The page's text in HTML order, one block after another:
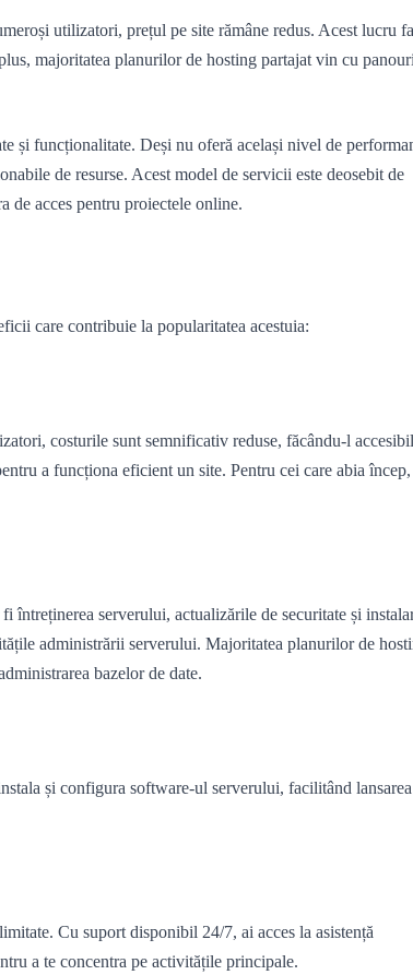
utilizatori, prețul pe site rămâne redus. Acest lucru
majoritatea planurilor de hosting partajat vin cu
și funcționalitate. Deși nu oferă același nivel de
de resurse. Acest model de servicii este deosebit de
de acces pentru proiectele online.
care contribuie la popularitatea acestuia:
costurile sunt semnificativ reduse, făcându-l accesibil
a funcționa eficient un site. Pentru cei care abia
întreținerea serverului, actualizările de securitate și
administrării serverului. Majoritatea planurilor de
bazelor de date.
și configura software-ul serverului, facilitând lansarea
Cu suport disponibil 24/7, ai acces la asistență
a te concentra pe activitățile principale.